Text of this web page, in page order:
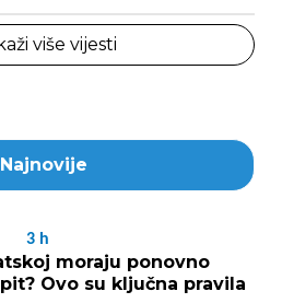
više vijesti
Najnovije
3 h
moraju ponovno
Ovo su ključna pravila